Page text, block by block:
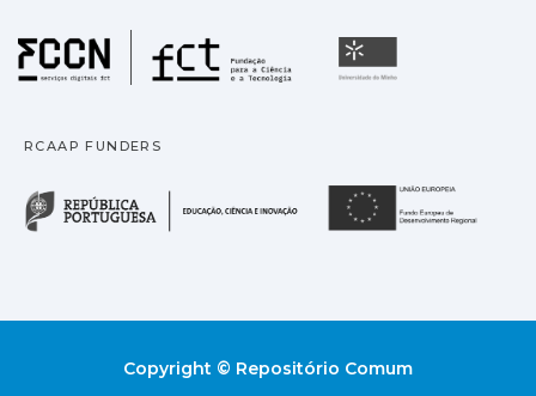
Fundação para a
RCAAP FUNDERS
República Portuguesa
Copyright © Repositório Comum